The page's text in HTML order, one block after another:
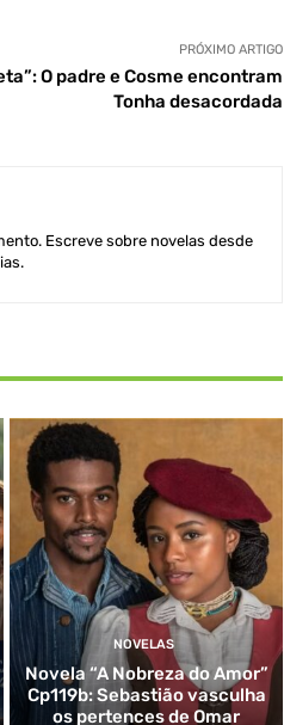
PRÓXIMO ARTIGO
O padre e Cosme encontram
Tonha desacordada
Escreve sobre novelas desde
NOVELAS
Novela “A Nobreza do Amor”
Cp119b: Sebastião vasculha
os pertences de Omar